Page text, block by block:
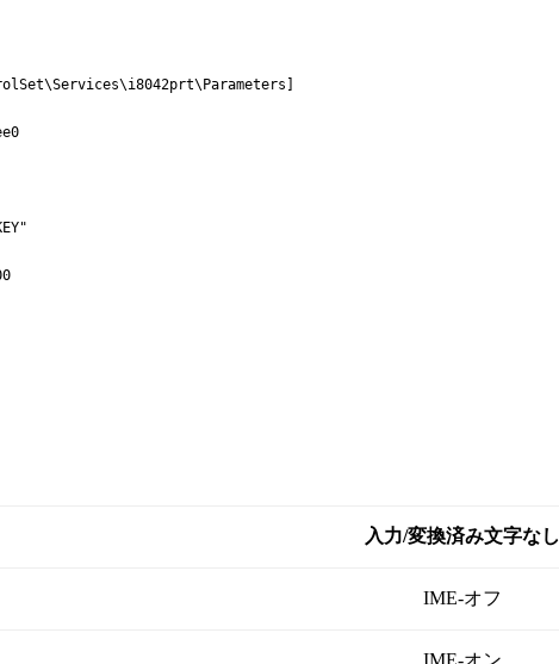
入力/変換済み文字なし
IME-オフ
IME-オン